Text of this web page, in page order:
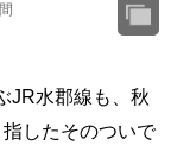
JR水郡線も、秋
したそのついで